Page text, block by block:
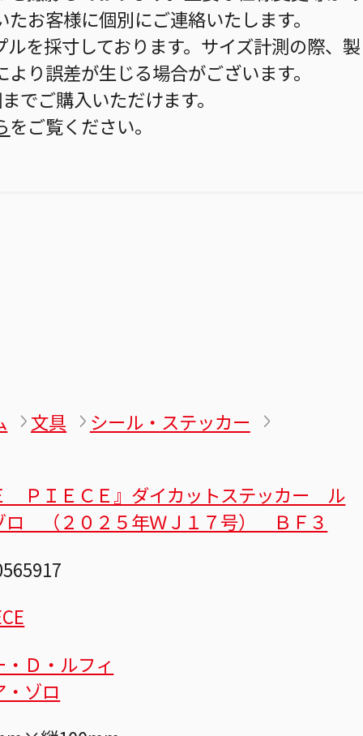
お客様に個別にご連絡いたします。
を採寸しております。サイズ計測の際、製
り誤差が生じる場合がございます。
でご購入いただけます。
をご覧ください。
文具 シール・ステッカー
ＰＩＥＣＥ』ダイカットステッカー ル
ロ （２０２５年ＷＪ１７号） ＢＦ３
Ｄ・ルフィ
ゾロ